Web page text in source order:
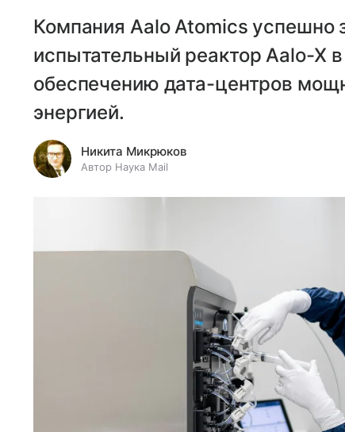
Компания Aalo Atomics успешно
испытательный реактор Aalo-X
обеспечению дата-центров
энергией.
Никита Микрюков
Автор Наука Mail